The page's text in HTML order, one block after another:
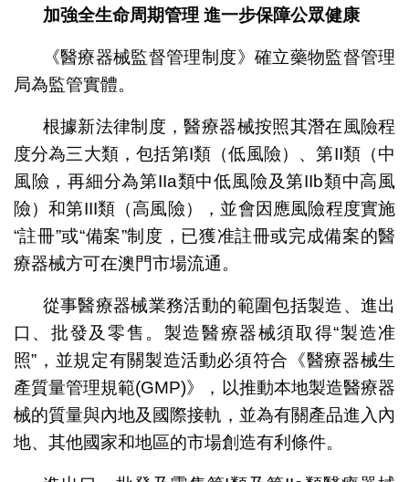
加強全生命周期管理 進一步保障公眾健康
《醫療器械監督管理制度》確立藥物監督管理
局為監管實體。
根據新法律制度，醫療器械按照其潛在風險程
度分為三大類，包括第I類（低風險）、第II類（中
風險，再細分為第IIa類中低風險及第IIb類中高風
險）和第III類（高風險），並會因應風險程度實施
“註冊”或“備案”制度，已獲准註冊或完成備案的醫
療器械方可在澳門市場流通。
從事醫療器械業務活動的範圍包括製造、進出
口、批發及零售。製造醫療器械須取得“製造准
照”，並規定有關製造活動必須符合《醫療器械生
產質量管理規範(GMP)》，以推動本地製造醫療器
械的質量與內地及國際接軌，並為有關產品進入內
地、其他國家和地區的市場創造有利條件。